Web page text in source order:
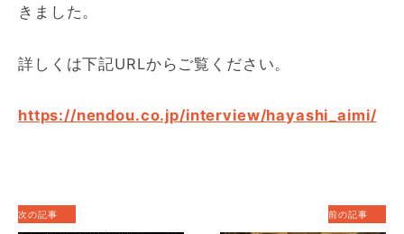
きました。
詳しくは下記URLからご覧ください。
https://nendou.co.jp/interview/hayashi_aimi/
次の記事 前の記事